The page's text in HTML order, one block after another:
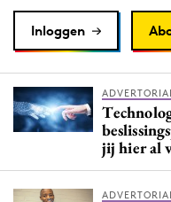
Inloggen
jij hier al